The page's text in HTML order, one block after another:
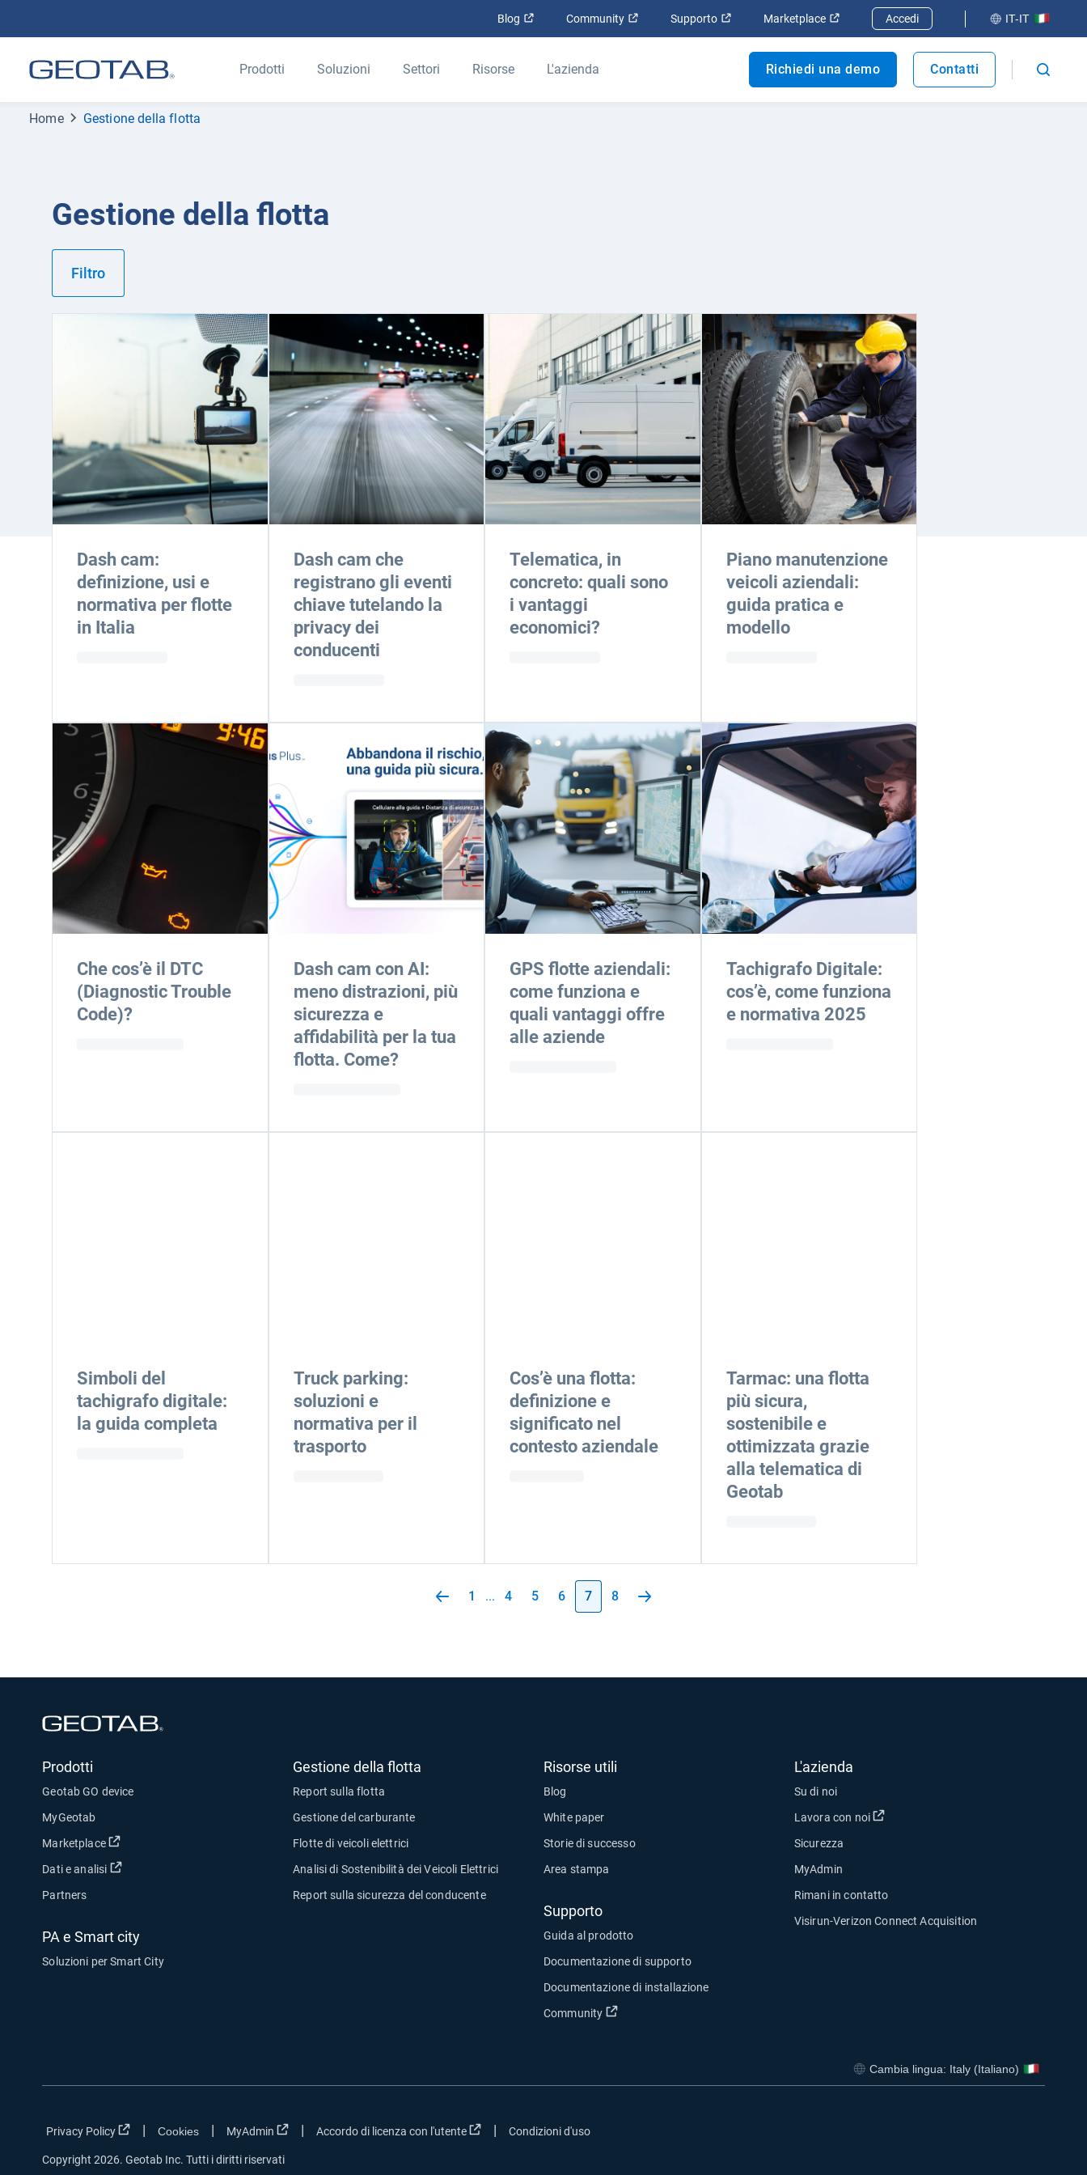
Blog Apri in una nuova finestra
Community Apri in una nuova finestra
Supporto Apri in una nuova finestra
Marketplace Apri in una nuova finestra
Accedi IT-IT
Prodotti Soluzioni Settori Risorse L'azienda Richiedi una demo Contatti
Home Gestione della flotta
Gestione della flotta
Filtro
Dash cam:
definizione, usi e
normativa per flotte
in Italia
Dash cam che
registrano gli eventi
chiave tutelando la
privacy dei
conducenti
Telematica, in
concreto: quali sono
i vantaggi
economici?
Piano manutenzione
veicoli aziendali:
guida pratica e
modello
Che cos’è il DTC
(Diagnostic Trouble
Code)?
Dash cam con AI:
meno distrazioni, più
sicurezza e
affidabilità per la tua
flotta. Come?
GPS flotte aziendali:
come funziona e
quali vantaggi offre
alle aziende
Tachigrafo Digitale:
cos’è, come funziona
e normativa 2025
Simboli del
tachigrafo digitale:
la guida completa
Truck parking:
soluzioni e
normativa per il
trasporto
Cos’è una flotta:
definizione e
significato nel
contesto aziendale
Tarmac: una flotta
più sicura,
sostenibile e
ottimizzata grazie
alla telematica di
Geotab
1 ... 4 5 6 7 8
Prodotti
Geotab GO device
MyGeotab
Marketplace
Apri in una nuova finestra
Dati e analisi Apri in una nuova finestra
Partners
PA e Smart city
Soluzioni per Smart City
Gestione della flotta
Report sulla flotta
Gestione del carburante
Flotte di veicoli elettrici
Analisi di Sostenibilità dei Veicoli Elettrici
Report sulla sicurezza del conducente
Risorse utili
Blog
White paper
Storie di successo
Area stampa
Supporto
Guida al prodotto
Documentazione di supporto
Documentazione di installazione
Community
Apri in una nuova finestra
L'azienda
Su di noi
Lavora con noi
Apri in una nuova finestra
Sicurezza
MyAdmin
Rimani in contatto
Visirun-Verizon Connect Acquisition
Cambia lingua: Italy (Italiano)
Privacy Policy Apri in una nuova finestra
| Cookies | MyAdmin Apri in una nuova finestra
| Accordo di licenza con l'utente Apri in una nuova finestra
| Condizioni d'uso
Copyright 2026. Geotab Inc. Tutti i diritti riservati